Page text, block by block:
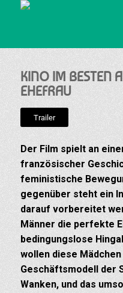
KINO IM BESTEN
EHEFRAU
Trailer
Der Film spielt an
französischer
feministische
gegenüber steht ein
darauf vorbereitet
Männer die perfekte
bedingungslose
wollen diese
Geschäftsmodell der
Wanken, und das